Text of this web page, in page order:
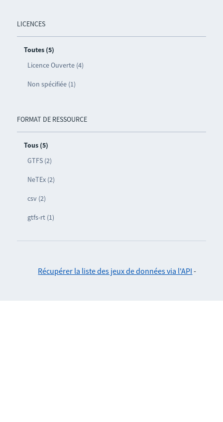
LICENCES
Toutes (5)
Licence Ouverte (4)
Non spécifiée (1)
FORMAT DE RESSOURCE
Tous (5)
GTFS (2)
NeTEx (2)
csv (2)
gtfs-rt (1)
Récupérer la liste des jeux de données via l'API -